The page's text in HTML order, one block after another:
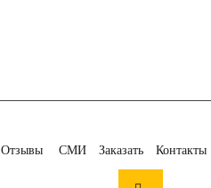
Отзывы СМИ Заказать Контакты